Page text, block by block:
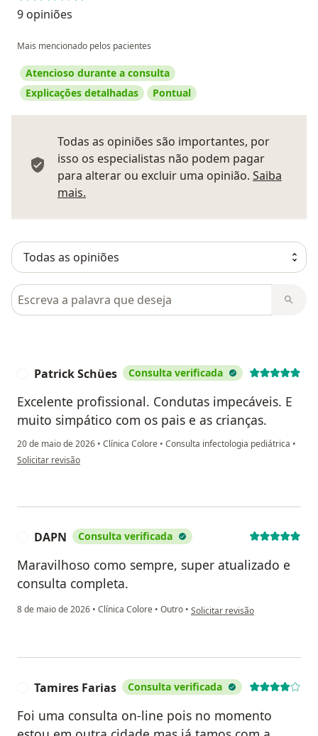
9 opiniões
Mais mencionado pelos pacientes
Atencioso durante a consulta
Explicações detalhadas
Pontual
Todas as opiniões são importantes, por
isso os especialistas não podem pagar
para alterar ou excluir uma opinião. Saiba
mais.
Pesquisar em opiniões
Patrick Schües Consulta verificada
Excelente profissional. Condutas impecáveis. E
muito simpático com os pais e as crianças.
20 de maio de 2026 • Clínica Colore • Consulta infectologia pediátrica •
na opinião do utilizador Patrick Schües
Solicitar revisão
DAPN Consulta verificada
Maravilhoso como sempre, super atualizado e
consulta completa.
8 de maio de 2026 • Clínica Colore • Outro • na opinião do utilizador DAPN
Solicitar revisão
Tamires Farias Consulta verificada
Foi uma consulta on-line pois no momento